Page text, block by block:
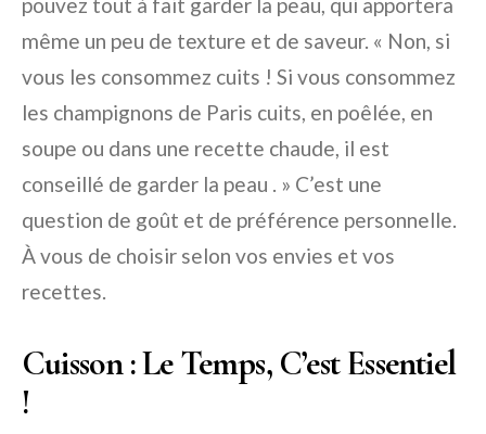
même un peu de texture et de saveur. « Non, si
vous les consommez cuits ! Si vous consommez
les champignons de Paris cuits, en poêlée, en
soupe ou dans une recette chaude, il est
conseillé de garder la peau . » C’est une
question de goût et de préférence personnelle.
À vous de choisir selon vos envies et vos
recettes.
Cuisson : Le Temps, C’est Essentiel
!